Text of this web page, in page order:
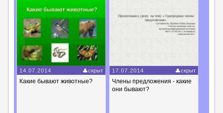
14.07.2014 скрыт
Какие бывают животные?
17.07.2014 скрыт
Члены предложения - какие
они бывают?